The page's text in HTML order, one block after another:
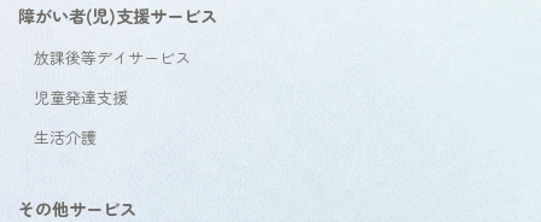
障がい者(児)支援サービス
放課後等デイサービス
児童発達支援
生活介護
その他サービス